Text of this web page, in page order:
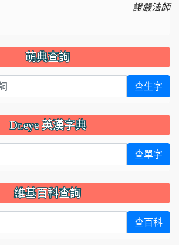
證嚴法師
萌典查詢
查生字
Dr.eye 英漢字典
查單字
維基百科查詢
查百科